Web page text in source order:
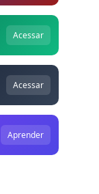
Acessar
Acessar
Aprender